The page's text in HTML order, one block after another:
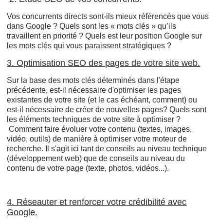
Vos concurrents directs sont-ils mieux référencés que vous
dans Google ? Quels sont les « mots clés » qu’ils
travaillent en priorité ? Quels est leur position Google sur
les mots clés qui vous paraissent stratégiques ?
3. Optimisation SEO des pages de votre site web.
Sur la base des mots clés déterminés dans l'étape
précédente, est-il nécessaire d'optimiser les pages
existantes de votre site (et le cas échéant, comment) ou
est-il nécessaire de créer de nouvelles pages? Quels sont
les éléments techniques de votre site à optimiser ?
Comment faire évoluer votre contenu (textes, images,
vidéo, outils) de manière à optimiser votre moteur de
recherche. Il s'agit ici tant de conseils au niveau technique
(développement web) que de conseils au niveau du
contenu de votre page (texte, photos, vidéos...).
4. Réseauter et renforcer votre crédibilité avec
Google.